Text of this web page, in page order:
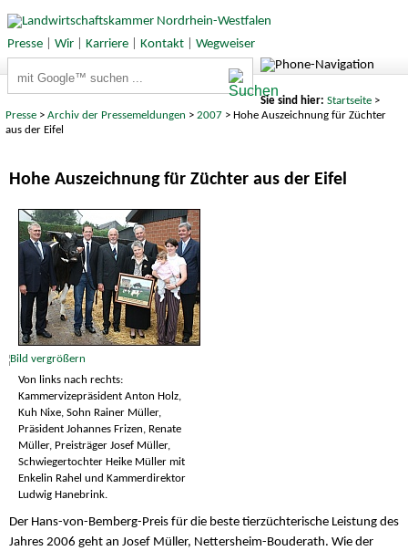
Presse| Wir| Karriere| Kontakt| Wegweiser
Sie sind hier: Startseite>
Presse >Archiv der Pressemeldungen > 2007 > Hohe Auszeichnung für Züchter
aus der Eifel
Hohe Auszeichnung für Züchter aus der Eifel
Von links nach rechts:
Kammervizepräsident Anton Holz,
Kuh Nixe, Sohn Rainer Müller,
Präsident Johannes Frizen, Renate
Müller, Preisträger Josef Müller,
Schwiegertochter Heike Müller mit
Enkelin Rahel und Kammerdirektor
Ludwig Hanebrink.
Der Hans-von-Bemberg-Preis für die beste tierzüchterische Leistung des
Jahres 2006 geht an Josef Müller, Nettersheim-Bouderath. Wie der